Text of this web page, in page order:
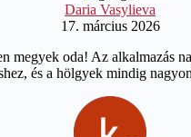
Daria Vasylieva
17. március 2026
megyek oda! Az alkalmazás
és a hölgyek mindig